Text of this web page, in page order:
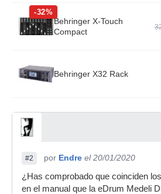
-32%
Behringer X-Touch
Compact
Behringer X32 Rack
#2 por Endre el 20/01/2020
¿Has comprobado que coinciden
en el manual que la eDrum Medeli